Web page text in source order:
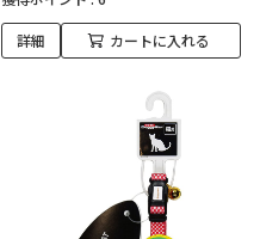
詳細 カートに入れる